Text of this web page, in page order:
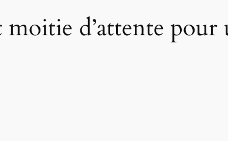
moitie d’attente